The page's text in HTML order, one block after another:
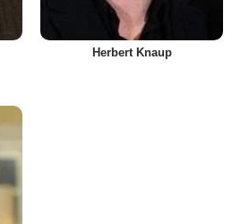
Herbert Knaup